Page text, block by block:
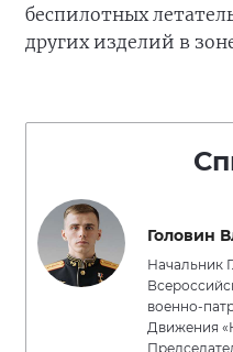
беспилотных
других изделий в
Головин
Начальник
военно-
Движения